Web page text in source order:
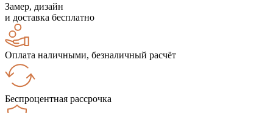
Замер, дизайн
и доставка бесплатно
Оплата наличными, безналичный расчёт
Беспроцентная рассрочка